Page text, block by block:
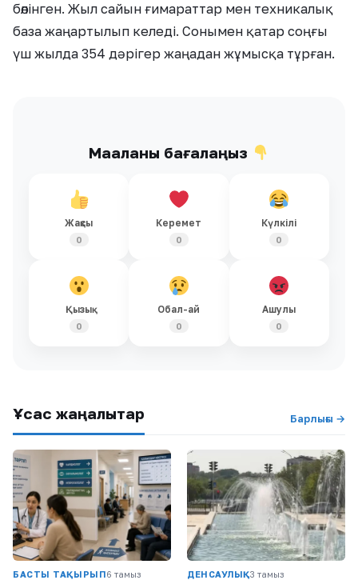
бөлінген. Жыл сайын ғимараттар мен техникалық
база жаңартылып келеді. Сонымен қатар соңғы
үш жылда 354 дәрігер жаңадан жұмысқа тұрған.
Мақаланы бағалаңыз
Жақсы
0
Керемет
0
Күлкілі
0
Қызық
0
Обал-ай
0
Ашулы
0
Ұқсас жаңалықтар Барлығы →
БАСТЫ ТАҚЫРЫП6 тамыз ДЕНСАУЛЫҚ3 тамыз